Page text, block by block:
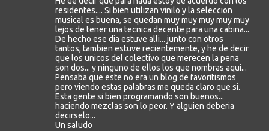
residentes.... Si bien utilizan vinilo y la seleccion
musical es buena, se quedan muy muy muy muy muy
lejos de tener una tecnica decente para una cabina...
De hecho ese dia estuve alli... junto con otros
tantos, tambien estuve recientemente, y he de decir
que los unicos del colectivo que merecen la pena
son dos... y ninguno de ellos los que nombras aqui...
Pensaba que este no era un blog de favoritismos
pero viendo estas palabras me queda claro que si.
Esta gente si bien programando son buenos...
haciendo mezclas son lo peor. Y alguien deberia
decirselo...
Un saludo